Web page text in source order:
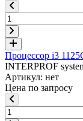
Процессор i3
INTERPROF
Артикул: нет
Цена по запросу